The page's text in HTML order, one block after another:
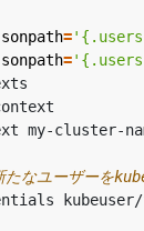
=
=
get-
current-
my-
なユーザーを
kubeuser/